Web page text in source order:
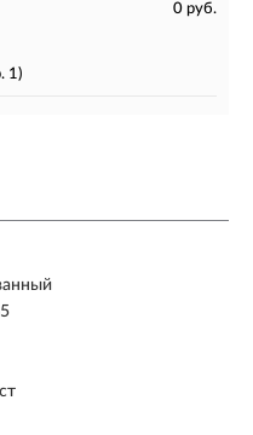
0 руб.
1)